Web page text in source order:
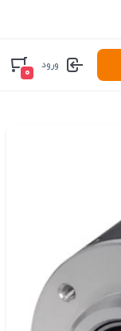
ورود
۰